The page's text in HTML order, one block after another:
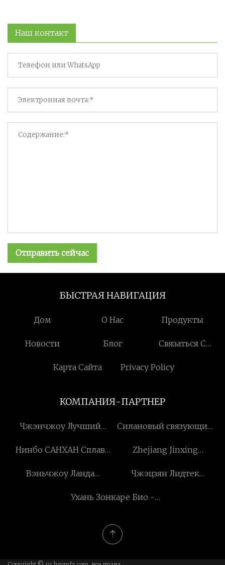
Наш контакт
Отправить сейчас
БЫСТРАЯ НАВИГАЦИЯ
Дом О Нас Продукты
Новости Блог
Связаться С
Карта Сайта
Privacy Policy
КОМПАНИЯ-ПАРТНЕР
Чжэнчжоу Лучший
Ltd
Силановый связующий
завод
Нинбо САНХАН Сплав
Zhejiang Jinxing
Производство Co., Ltd.
Вэньчжоу Ланда
Чжэцзян Лидтек
Ухань Зонкаре Био -